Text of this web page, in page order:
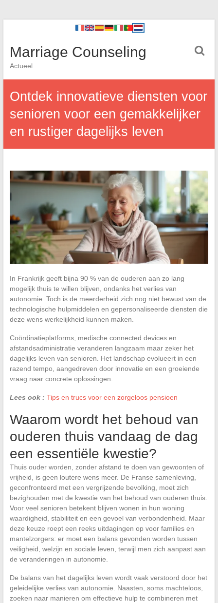
Marriage Counseling
Actueel
Ontdek innovatieve diensten voor
senioren voor een gemakkelijker
en rustiger dagelijks leven
In Frankrijk geeft bijna 90 % van de ouderen aan zo lang
mogelijk thuis te willen blijven, ondanks het verlies van
autonomie. Toch is de meerderheid zich nog niet bewust van de
technologische hulpmiddelen en gepersonaliseerde diensten die
deze wens werkelijkheid kunnen maken.
Coördinatieplatforms, medische connected devices en
afstandsadministratie veranderen langzaam maar zeker het
dagelijks leven van senioren. Het landschap evolueert in een
razend tempo, aangedreven door innovatie en een groeiende
vraag naar concrete oplossingen.
Lees ook : Tips en trucs voor een zorgeloos pensioen
Waarom wordt het behoud van
ouderen thuis vandaag de dag
een essentiële kwestie?
Thuis ouder worden, zonder afstand te doen van gewoonten of
vrijheid, is geen loutere wens meer. De Franse samenleving,
geconfronteerd met een vergrijzende bevolking, moet zich
bezighouden met de kwestie van het behoud van ouderen thuis.
Voor veel senioren betekent blijven wonen in hun woning
waardigheid, stabiliteit en een gevoel van verbondenheid. Maar
deze keuze roept een reeks uitdagingen op voor families en
mantelzorgers: er moet een balans gevonden worden tussen
veiligheid, welzijn en sociale leven, terwijl men zich aanpast aan
de veranderingen in autonomie.
De balans van het dagelijks leven wordt vaak verstoord door het
geleidelijke verlies van autonomie. Naasten, soms machteloos,
zoeken naar manieren om effectieve hulp te combineren met